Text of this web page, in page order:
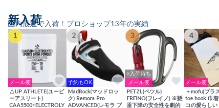
国内最速で入荷！プロショップ13年の実績
新入荷
1
メール便
△UP ATHLETE(ユーピ
ーアスリート)
CAA5500+ELECTROLY
2
予約もOK
MadRock(マッドロッ
ク) Remora Pro
ADVANCED(レモラ プ
3
×入荷待ち
メール便
PETZL(ペツル)
FREINO(フレイノ) ※懸
垂下降の安全性を劇的
4
メール便
＋mofu(プラ
toe hook 巾
コの愛らしい